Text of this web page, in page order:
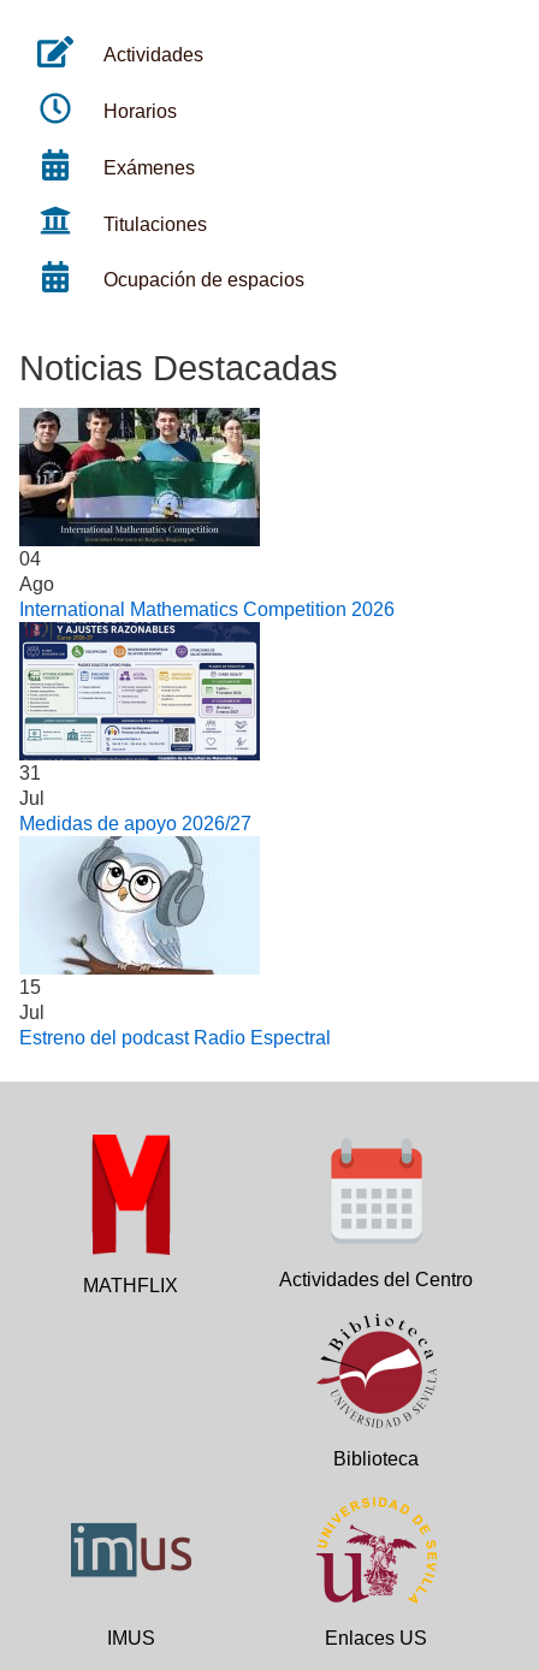
Actividades
Horarios
Exámenes
Titulaciones
Ocupación de espacios
Noticias Destacadas
04
Ago
International Mathematics Competition 2026
31
Jul
Medidas de apoyo 2026/27
15
Jul
Estreno del podcast Radio Espectral
MATHFLIX Actividades del Centro
Biblioteca
IMUS Enlaces US